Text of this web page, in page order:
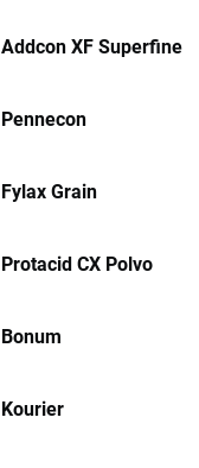
Addcon XF Superfine
Pennecon
Fylax Grain
Protacid CX Polvo
Bonum
Kourier